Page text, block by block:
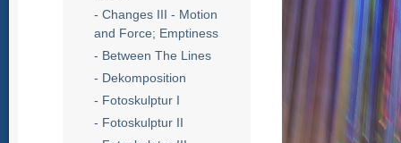
- Changes III - Motion
and Force; Emptiness
- Between The Lines
- Dekomposition
- Fotoskulptur I
- Fotoskulptur II